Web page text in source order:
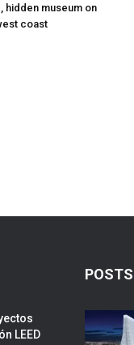
hidden museum on
coast
LEED